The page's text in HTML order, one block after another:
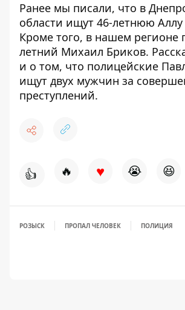
Ранее мы писали, что в
области ищут 46-летнюю
Кроме того, в нашем регионе
летний Михаил Бриков.
и о том, что полицейские
ищут двух мужчин за
преступлений.
👍 🔥 ♥ 😭 😆
РОЗЫСК ПРОПАЛ ЧЕЛОВЕК ПОЛИЦИЯ